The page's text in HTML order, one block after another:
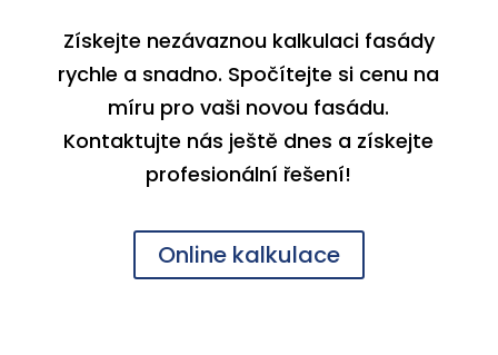
Získejte nezávaznou kalkulaci fasády
rychle a snadno. Spočítejte si cenu na
míru pro vaši novou fasádu.
Kontaktujte nás ještě dnes a získejte
profesionální řešení!
Online kalkulace